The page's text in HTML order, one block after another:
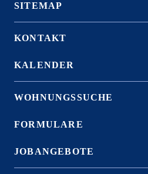
SITEMAP
KONTAKT
KALENDER
WOHNUNGSSUCHE
FORMULARE
JOBANGEBOTE